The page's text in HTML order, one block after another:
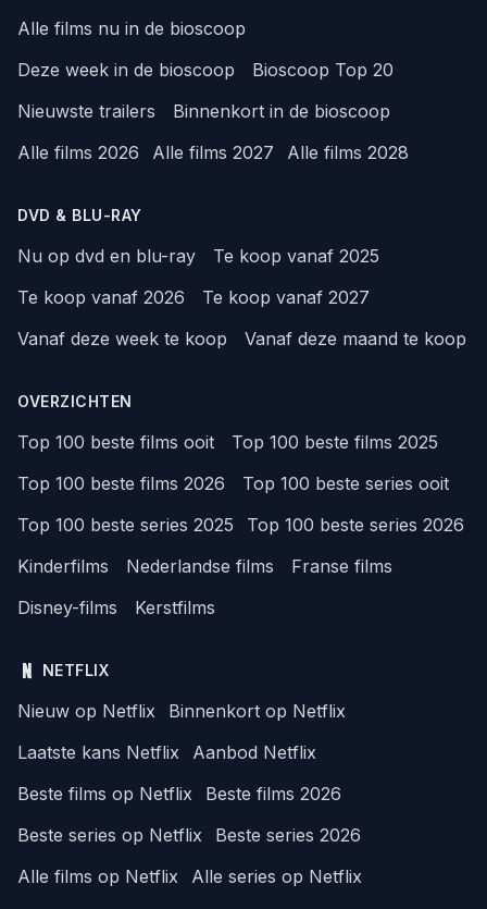
Alle films nu in de bioscoop
Deze week in de bioscoop
Bioscoop Top 20
Nieuwste trailers
Binnenkort in de bioscoop
Alle films 2026
Alle films 2027 Alle films 2028
DVD & BLU-RAY
Nu op dvd en blu-ray
Te koop vanaf 2025
Te koop vanaf 2026
Te koop vanaf 2027
Vanaf deze week te koop
Vanaf deze maand te koop
OVERZICHTEN
Top 100 beste films ooit
Top 100 beste films 2025
Top 100 beste films 2026
Top 100 beste series ooit
Top 100 beste series 2025
Top 100 beste series 2026
Kinderfilms
Nederlandse films
Franse films
Disney-films
Kerstfilms
NETFLIX
Nieuw op Netflix
Binnenkort op Netflix
Laatste kans Netflix
Aanbod Netflix
Beste films op Netflix
Beste films 2026
Beste series op Netflix
Beste series 2026
Alle films op Netflix
Alle series op Netflix